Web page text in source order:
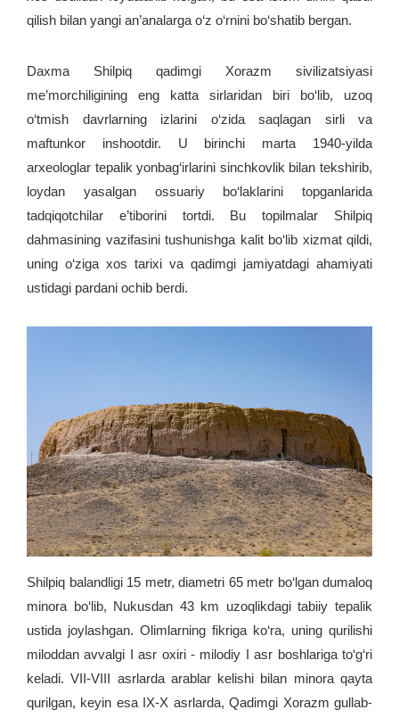
qilish bilan yangi an’analarga o‘z o‘rnini bo‘shatib bergan.
Daxma Shilpiq qadimgi Xorazm sivilizatsiyasi
me’morchiligining eng katta sirlaridan biri bo‘lib, uzoq
o‘tmish davrlarning izlarini o‘zida saqlagan sirli va
maftunkor inshootdir. U birinchi marta 1940-yilda
arxeologlar tepalik yonbag‘irlarini sinchkovlik bilan tekshirib,
loydan yasalgan ossuariy bo‘laklarini topganlarida
tadqiqotchilar e’tiborini tortdi. Bu topilmalar Shilpiq
dahmasining vazifasini tushunishga kalit bo‘lib xizmat qildi,
uning o‘ziga xos tarixi va qadimgi jamiyatdagi ahamiyati
ustidagi pardani ochib berdi.
Shilpiq balandligi 15 metr, diametri 65 metr bo‘lgan dumaloq
minora bo‘lib, Nukusdan 43 km uzoqlikdagi tabiiy tepalik
ustida joylashgan. Olimlarning fikriga ko‘ra, uning qurilishi
miloddan avvalgi I asr oxiri - milodiy I asr boshlariga to‘g‘ri
keladi. VII-VIII asrlarda arablar kelishi bilan minora qayta
qurilgan, keyin esa IX-X asrlarda, Qadimgi Xorazm gullab-